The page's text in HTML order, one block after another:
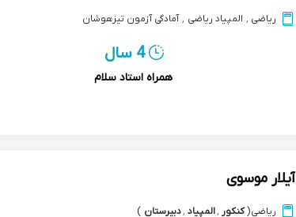
ریاضی , المپیاد ریاضی , آمادگی آزمون تیزهوشان
4 سال
همراه استاد سلام
آیلار موسوی
ریاضی(کنکور ,المپیاد ,دبیرستان )